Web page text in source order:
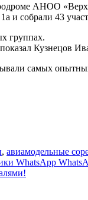
АНОО
и собрали 43
группах.
Кузнецов
самых
, авиамодельные
WhatsApp